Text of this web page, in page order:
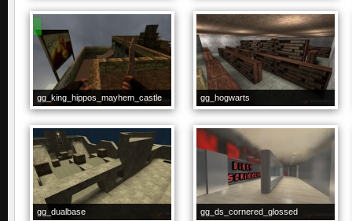
gg_king_hippos_mayhem_castle gg_hogwarts
gg_dualbase gg_ds_cornered_glossed